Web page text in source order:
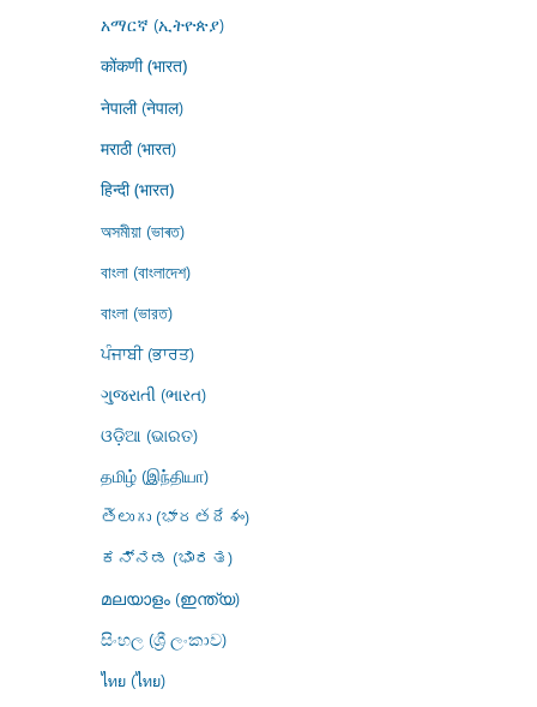
አማርኛ (ኢትዮጵያ)
कोंकणी (भारत)
नेपाली (नेपाल)
मराठी (भारत)
हिन्दी (भारत)
অসমীয়া (ভাৰত)
বাংলা (বাংলাদেশ)
বাংলা (ভারত)
ਪੰਜਾਬੀ (ਭਾਰਤ)
ગુજરાતી (ભારત)
ଓଡ଼ିଆ (ଭାରତ)
தமிழ் (இந்தியா)
తెలుగు (భారతదేశం)
ಕನ್ನಡ (ಭಾರತ)
മലയാളം (ഇന്ത്യ)
සිංහල (ශ්‍රී ලංකාව)
ไทย (ไทย)